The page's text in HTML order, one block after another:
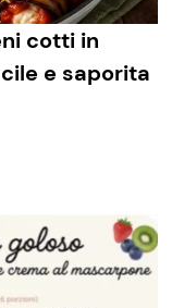
cotti in
e saporita